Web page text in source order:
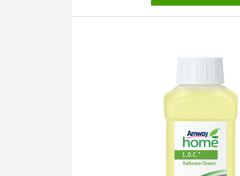
DROPS™
Металлические
губки